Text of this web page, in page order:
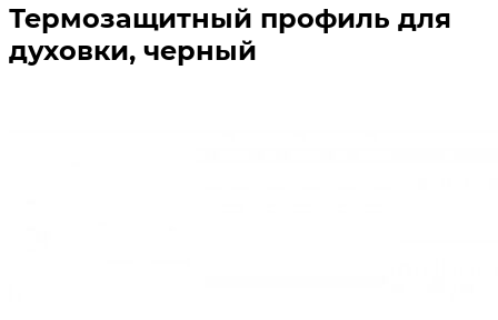
Термозащитный профиль для
духовки, черный